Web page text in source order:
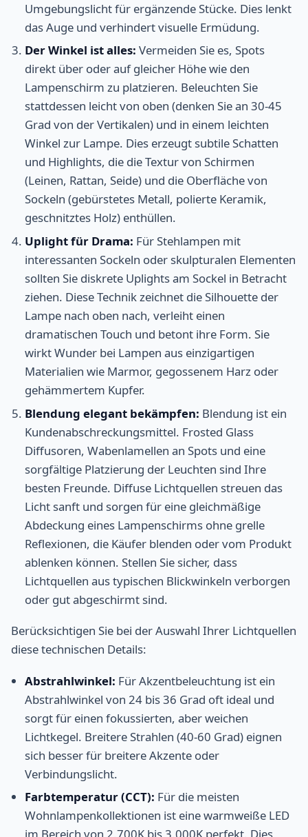
Umgebungslicht für ergänzende Stücke. Dies lenkt
das Auge und verhindert visuelle Ermüdung.
Der Winkel ist alles: Vermeiden Sie es, Spots
direkt über oder auf gleicher Höhe wie den
Lampenschirm zu platzieren. Beleuchten Sie
stattdessen leicht von oben (denken Sie an 30-45
Grad von der Vertikalen) und in einem leichten
Winkel zur Lampe. Dies erzeugt subtile Schatten
und Highlights, die die Textur von Schirmen
(Leinen, Rattan, Seide) und die Oberfläche von
Sockeln (gebürstetes Metall, polierte Keramik,
geschnitztes Holz) enthüllen.
Uplight für Drama: Für Stehlampen mit
interessanten Sockeln oder skulpturalen Elementen
sollten Sie diskrete Uplights am Sockel in Betracht
ziehen. Diese Technik zeichnet die Silhouette der
Lampe nach oben nach, verleiht einen
dramatischen Touch und betont ihre Form. Sie
wirkt Wunder bei Lampen aus einzigartigen
Materialien wie Marmor, gegossenem Harz oder
gehämmertem Kupfer.
Blendung elegant bekämpfen: Blendung ist ein
Kundenabschreckungsmittel. Frosted Glass
Diffusoren, Wabenlamellen an Spots und eine
sorgfältige Platzierung der Leuchten sind Ihre
besten Freunde. Diffuse Lichtquellen streuen das
Licht sanft und sorgen für eine gleichmäßige
Abdeckung eines Lampenschirms ohne grelle
Reflexionen, die Käufer blenden oder vom Produkt
ablenken können. Stellen Sie sicher, dass
Lichtquellen aus typischen Blickwinkeln verborgen
oder gut abgeschirmt sind.
Berücksichtigen Sie bei der Auswahl Ihrer Lichtquellen
diese technischen Details:
Abstrahlwinkel: Für Akzentbeleuchtung ist ein
Abstrahlwinkel von 24 bis 36 Grad oft ideal und
sorgt für einen fokussierten, aber weichen
Lichtkegel. Breitere Strahlen (40-60 Grad) eignen
sich besser für breitere Akzente oder
Verbindungslicht.
Farbtemperatur (CCT): Für die meisten
Wohnlampenkollektionen ist eine warmweiße LED